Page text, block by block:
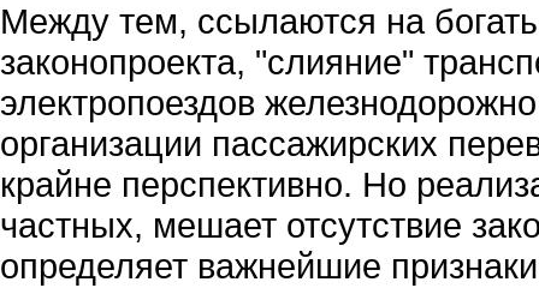
Между тем, ссылаются на
законопроекта, "слияние"
электропоездов
организации пассажирских
крайне перспективно. Но
частных, мешает отсутствие
определяет важнейшие